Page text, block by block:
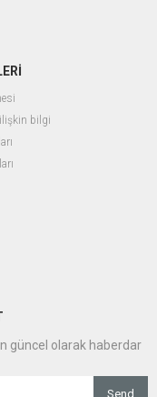
bilgi
güncel olarak haberdar
Send